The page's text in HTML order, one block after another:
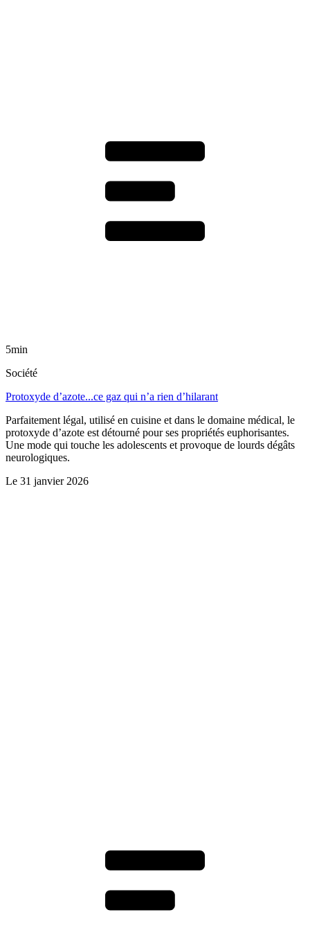
5min
Société
Protoxyde d’azote...ce gaz qui n’a rien d’hilarant
Parfaitement légal, utilisé en cuisine et dans le domaine médical, le
protoxyde d’azote est détourné pour ses propriétés euphorisantes.
Une mode qui touche les adolescents et provoque de lourds dégâts
neurologiques.
Le 31 janvier 2026